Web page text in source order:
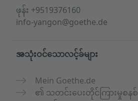
ဖုန်း +9519376160
info-yangon@goethe.de
အသုံးဝင်သောလင့်ခ်များ
Mein Goethe.de
၏ သတင်းပေးတိုင်ကြားမှုစနစ်